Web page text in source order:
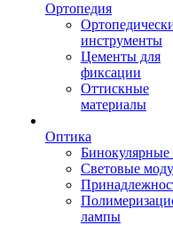
Ортопедия
инструменты
Цементы для
фиксации
Оттискные
материалы
Оптика
Световые
лампы